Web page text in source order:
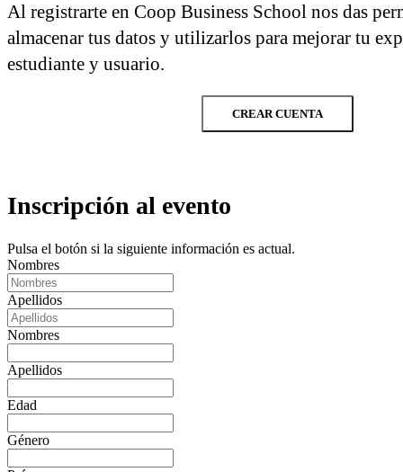
Al registrarte en Coop Business School nos das
almacenar tus datos y utilizarlos para mejorar tu
estudiante y usuario.
CREAR CUENTA
Inscripción al evento
Pulsa el botón si la siguiente información es actual.
Nombres
Apellidos
Nombres
Apellidos
Edad
Género